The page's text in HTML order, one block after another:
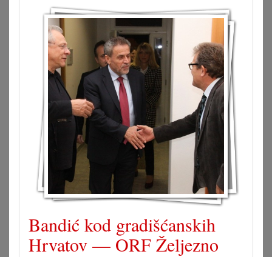
Bandić kod gradišćanskih
Hrvatov — ORF Željezno